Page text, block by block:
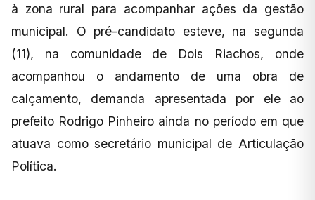
à zona rural para acompanhar ações da gestão
municipal. O pré-candidato esteve, na segunda
(11), na comunidade de Dois Riachos, onde
acompanhou o andamento de uma obra de
calçamento, demanda apresentada por ele ao
prefeito Rodrigo Pinheiro ainda no período em que
atuava como secretário municipal de Articulação
Política.